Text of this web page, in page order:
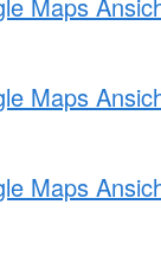
Maps
Maps